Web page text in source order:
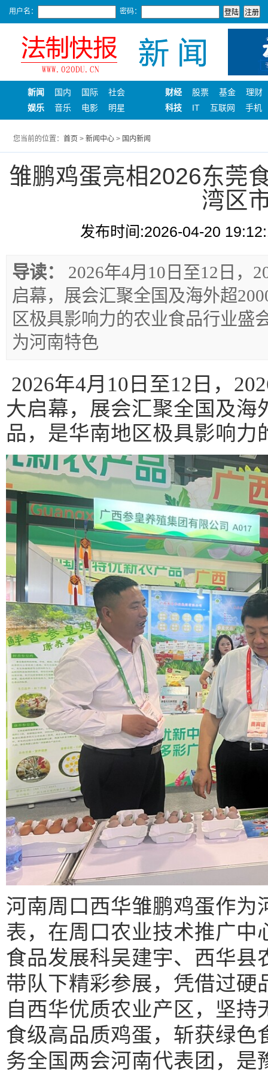
用户名： 密码：
新闻 国内 国际
社会
娱乐
音乐 电影 明星
财经 股票 基金
理财
科技
IT 互联网 手机
您当前的位置： 首页 > 新闻中心 > 国内新闻
雏鹏鸡蛋亮相2026东莞
湾区
发布时间:2026-04-20
导读：
2026年4月10日至12日，
启幕，展会汇聚全国及海外超
区极具影响力的农业食品行业盛
为河南特色
2026年4月10日至12日，
大启幕，展会汇聚全国及海
品，是华南地区极具影响力
河南周口西华雏鹏鸡蛋作为
表，在周口农业技术推广中
食品发展科吴建宇、西华县
带队下精彩参展，凭借过硬
自西华优质农业产区，坚
食级高品质鸡蛋，斩获绿色
务全国两会河南代表团，是